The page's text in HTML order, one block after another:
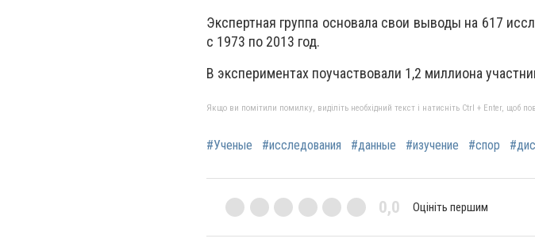
Экспертная группа основала свои выводы на 617
с 1973 по 2013 год.
В экспериментах поучаствовали 1,2 миллиона
Якщо ви помітили помилку, виділіть необхідний текст і натисніть Ctrl + Enter, щоб
#Ученые #исследования #данные #изучение #спор
0,0 Оцініть першим